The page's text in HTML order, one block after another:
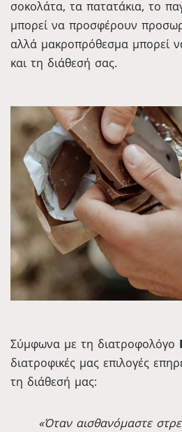
σοκολάτα, τα πατατάκια, το
μπορεί να προσφέρουν
αλλά μακροπρόθεσμα μπορεί
και τη διάθεσή σας.
Σύμφωνα με τη διατροφολόγο
διατροφικές μας επιλογές
τη διάθεσή μας:
«Όταν αισθανόμαστε